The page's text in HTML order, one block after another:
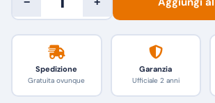
Spedizione
Gratuita ovunque
Garanzia
Ufficiale 2 anni